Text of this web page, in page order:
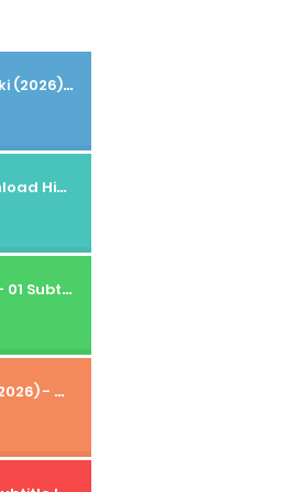
Ichijigen no Sashiki (2026) - 01 Subtitle Indonesia
Seluruh Link Download High And Low Subtitle Indonesia
My Fiction (2026) - 01 Subtitle Indonesia
Wasurenagusa (2026) - 01+02 Subtitle Indonesia